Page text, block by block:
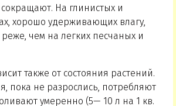
На глинистых и
хорошо удерживающих влагу,
реже, чем на легких песчаных и
также от состояния растений.
пока не разрослись, потребляют
умеренно (5— 10 л на 1 кв.